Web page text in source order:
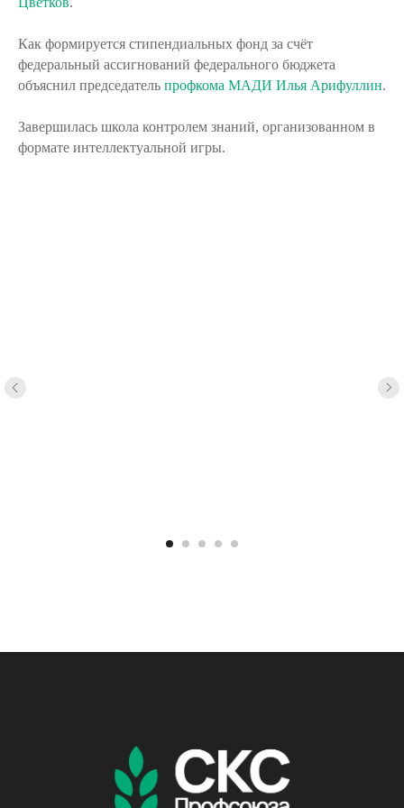
Как формируется стипендиальных фонд за счёт
федеральный ассигнований федерального бюджета
объяснил председатель профкома МАДИ Илья Арифуллин.
Завершилась школа контролем знаний, организованном в
формате интеллектуальной игры.